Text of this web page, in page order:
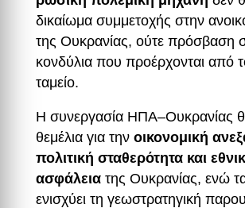
δικαίωμα συμμετοχής στην
της Ουκρανίας, ούτε πρόσβαση
κονδύλια που προέρχονται από
ταμείο.
Η συνεργασία ΗΠΑ–Ουκρανίας
θεμέλια για την οικονομική
πολιτική σταθερότητα και
ασφάλειατης Ουκρανίας, ενώ
ενισχύει τη γεωστρατηγική